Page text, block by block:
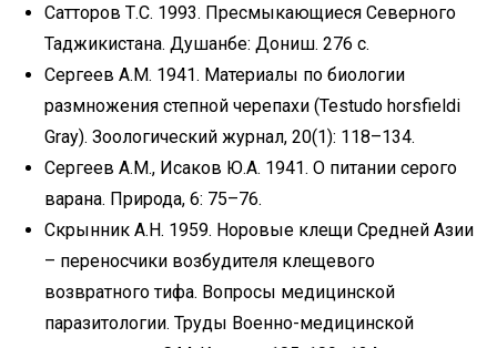
Сатторов Т.С. 1993. Пресмыкающиеся Северного
Таджикистана. Душанбе: Дониш. 276 с.
Сергеев А.М. 1941. Материалы по биологии
размножения степной черепахи (Testudo horsfieldi
Gray). Зоологический журнал, 20(1): 118–134.
Сергеев А.М., Исаков Ю.А. 1941. О питании серого
варана. Природа, 6: 75–76.
Скрынник А.Н. 1959. Норовые клещи Средней Азии
– переносчики возбудителя клещевого
возвратного тифа. Вопросы медицинской
паразитологии. Труды Военно-медицинской